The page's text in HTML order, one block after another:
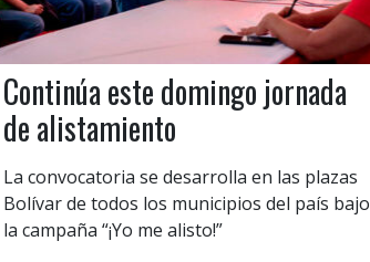
Continúa este domingo jornada
de alistamiento
La convocatoria se desarrolla en las plazas
Bolívar de todos los municipios del país bajo
la campaña “¡Yo me alisto!”